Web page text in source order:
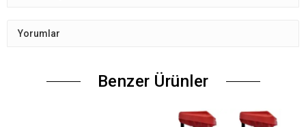
Yorumlar
Benzer Ürünler